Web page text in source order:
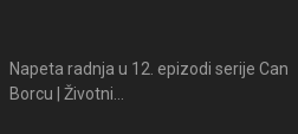
Napeta radnja u 12. epizodi serije Can
Borcu | Životni...